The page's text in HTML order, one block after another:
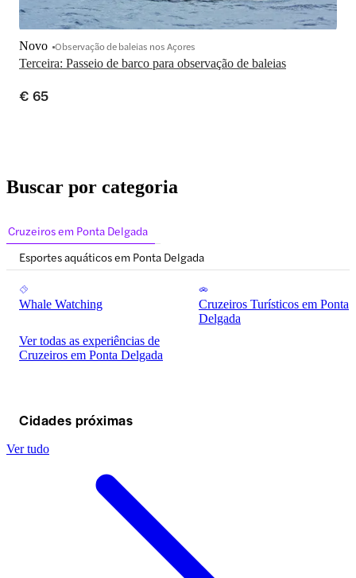
Terceira: Passeio de barco para observação de baleias
Novo Observação de baleias nos Açores
€ 65
Buscar por categoria
Cruzeiros em Ponta Delgada
Esportes aquáticos em Ponta Delgada
Whale Watching
Cruzeiros Turísticos em Ponta
Delgada
Ver todas as experiências de
Cruzeiros em Ponta Delgada
Cidades próximas
Ver tudo